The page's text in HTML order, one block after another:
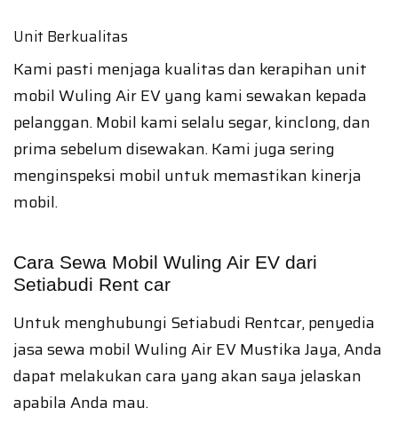
Unit Berkualitas
Kami pasti menjaga kualitas dan kerapihan unit
mobil Wuling Air EV yang kami sewakan kepada
pelanggan. Mobil kami selalu segar, kinclong, dan
prima sebelum disewakan. Kami juga sering
menginspeksi mobil untuk memastikan kinerja
mobil.
Cara Sewa Mobil Wuling Air EV dari
Setiabudi Rent car
Untuk menghubungi Setiabudi Rentcar, penyedia
jasa sewa mobil Wuling Air EV Mustika Jaya, Anda
dapat melakukan cara yang akan saya jelaskan
apabila Anda mau.